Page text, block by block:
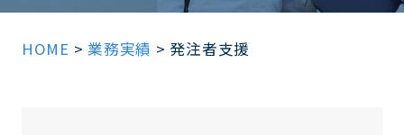
HOME >業務実績 > 発注者支援